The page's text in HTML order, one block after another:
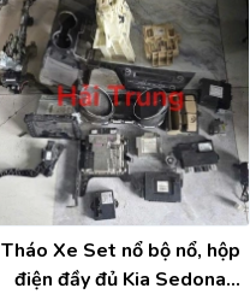
Tháo Xe Set nổ bộ nổ, hộp
điện đầy đủ Kia Sedona